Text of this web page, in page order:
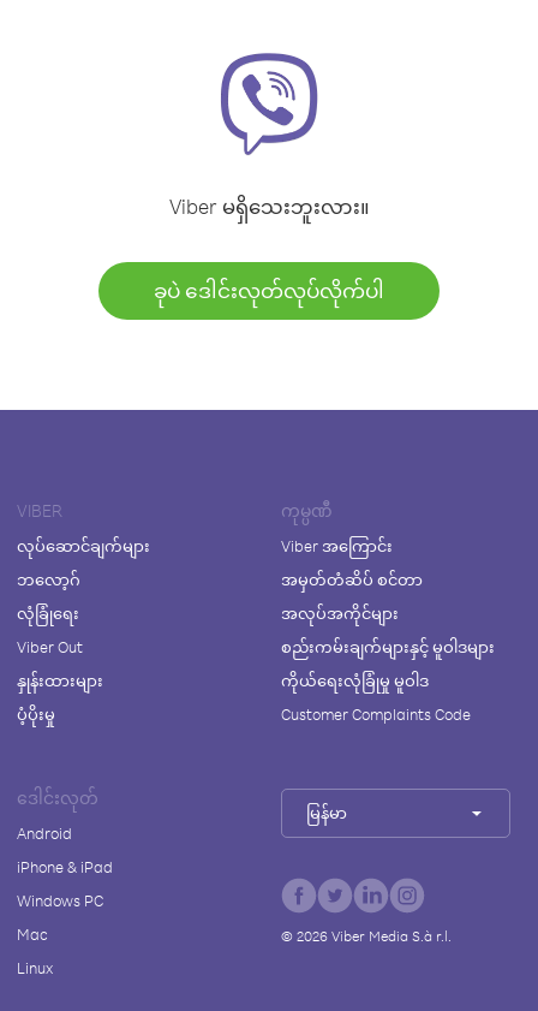
Viber မရှိသေးဘူးလား။
ခုပဲ ဒေါင်းလုတ်လုပ်လိုက်ပါ
VIBER
လုပ်ဆောင်ချက်များ
ဘလော့ဂ်
လုံခြုံရေး
Viber Out
နှုန်းထားများ
ပံ့ပိုးမှု
ကုမ္ပဏီ
Viber အကြောင်း
အမှတ်တံဆိပ် စင်တာ
အလုပ်အကိုင်များ
စည်းကမ်းချက်များနှင့် မူဝါဒများ
ကိုယ်ရေးလုံခြုံမှု မူဝါဒ
Customer Complaints Code
ဒေါင်းလုတ်
Android
iPhone & iPad
Windows PC
Mac
Linux
မြန်မာ
© 2026Viber Media S.à r.l.